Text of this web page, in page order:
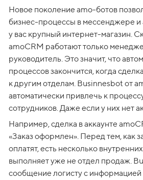
Новое поколение amo-ботов
бизнес-процессы в мессенджере
у вас крупный интернет-магазин.
amoCRM работают только
руководитель. Это значит, что
процессов закончится, когда
к другим отделам. Businnesbot от
автоматически привлечь к
сотрудников. Даже если у них нет
Например, сделка в аккаунте
«Заказ оформлен». Перед тем, как
оплатят, есть несколько
выполняет уже не отдел продаж.
сообщение логисту с информацией